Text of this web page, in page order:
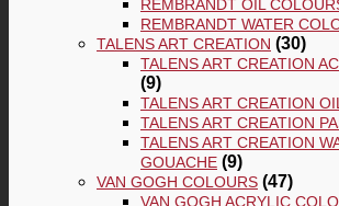
REMBRANDT OIL
REMBRANDT WATER
TALENS ART CREATION (30)
TALENS ART CREATION
(9)
TALENS ART CREATION
TALENS ART CREATION
TALENS ART CREATION
GOUACHE (9)
VAN GOGH COLOURS (47)
VAN GOGH ACRYLIC